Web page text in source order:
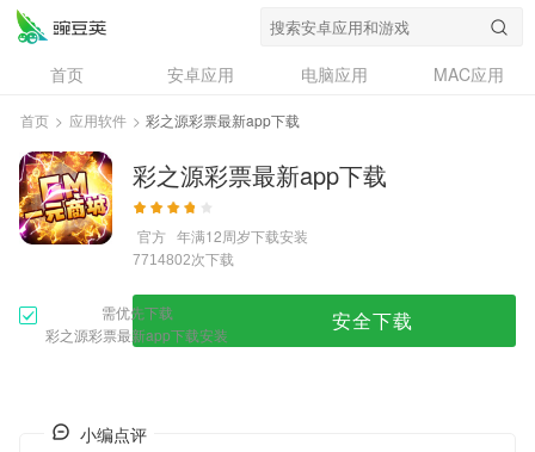
首页 安卓应用 电脑应用
MAC应用
资讯
专题
问答
首页 > 应用软件 > 彩之源彩票最新app下载
彩之源彩票最新app下载
官方 年满12周岁下载安装
7714802次下载
需优先下载
彩之源彩票最新app下载安装
安全下载
小编点评